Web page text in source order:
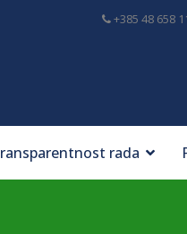
+385 48 658
rada